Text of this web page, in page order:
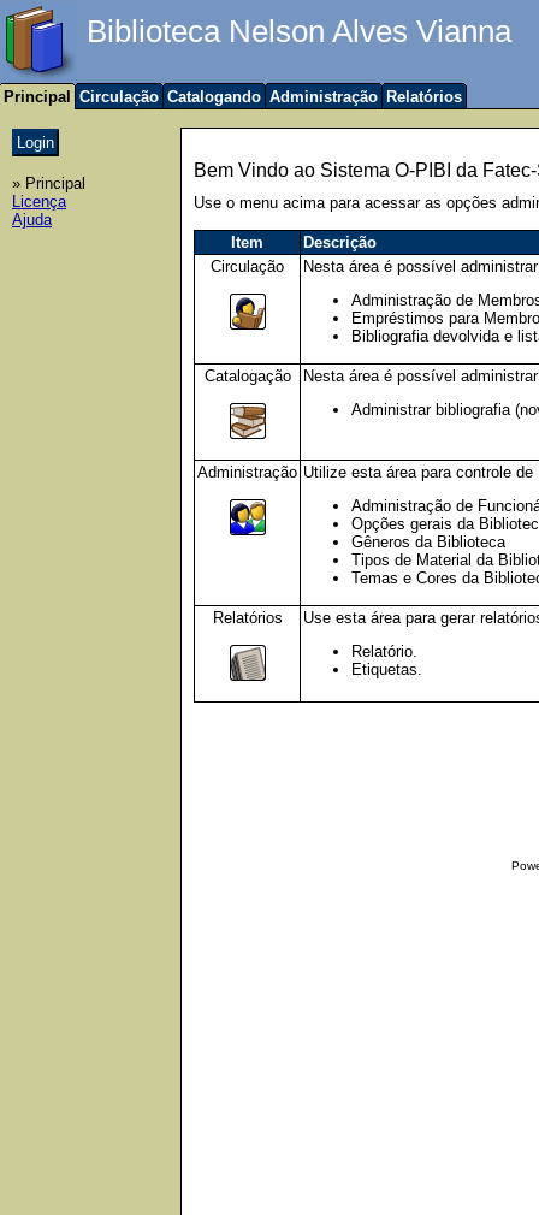
Biblioteca Nelson Alves Vianna
Principal Circulação Catalogando Administração Relatórios
» Principal
Licença
Ajuda
Bem Vindo ao Sistema O-PIBI da
Use o menu acima para acessar as opções
Item
Descrição
Circulação
Nesta área é possível
Administração de
Empréstimos para
Bibliografia devolvida e
Catalogação
Nesta área é possível
Administrar bibliografia
Administração Utilize esta área para controle
Administração de
Opções gerais da
Gêneros da Biblioteca
Tipos de Material da
Temas e Cores da
Relatórios
Use esta área para gerar
Relatório.
Etiquetas.